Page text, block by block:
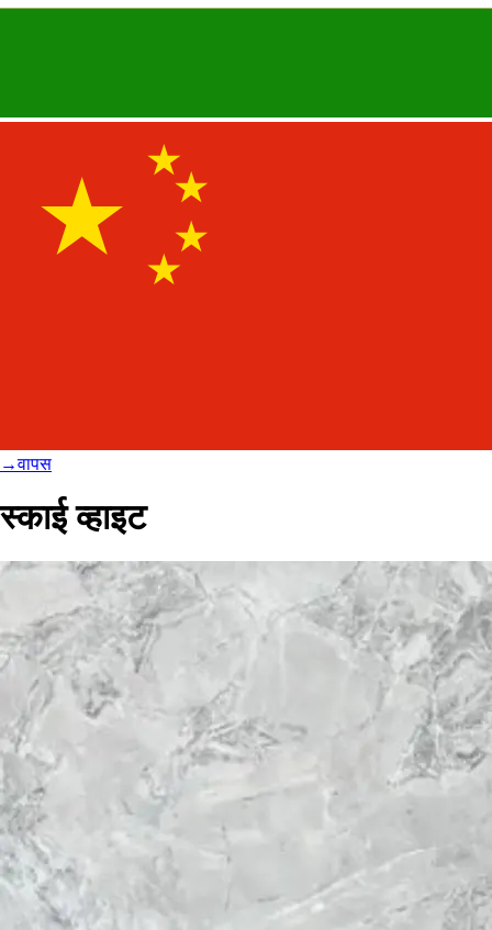
→वापस
स्काई व्हाइट